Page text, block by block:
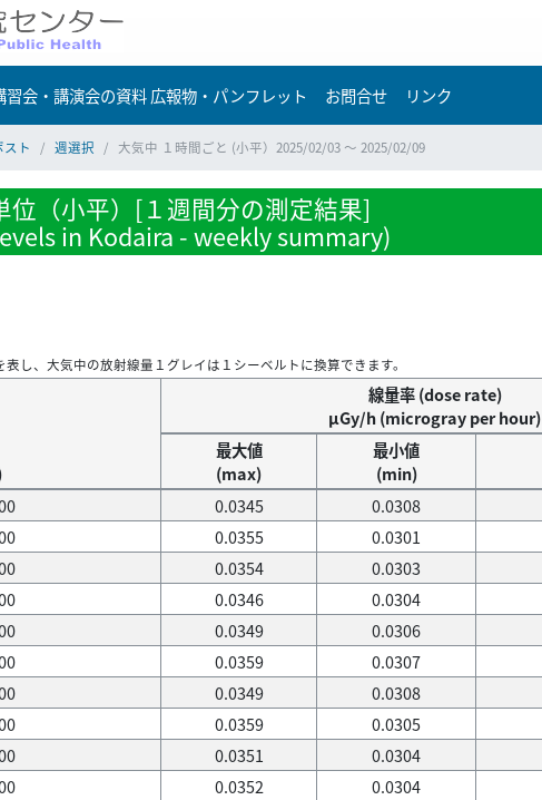
習会・講演会の資料 広報物・パンフレット お問合せ リンク
ト 週選択 大気中 １時間ごと (小平）2025/02/03 ～ 2025/02/09
（小平）[１週間分の測定結果]
in Kodaira - weekly summary)
し、大気中の放射線量１グレイは１シーベルトに換算できます。
線量率 (dose rate)
μGy/h (microgray per hour)
最大値
(max)
最小値
(min)
0.0345 0.0308
0.0355 0.0301
0.0354 0.0303
0.0346 0.0304
0.0349 0.0306
0.0359 0.0307
0.0349 0.0308
0.0359 0.0305
0.0351 0.0304
0.0352 0.0304